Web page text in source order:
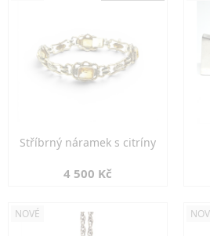
Stříbrný náramek s citríny
4 500 Kč
NOVÉ